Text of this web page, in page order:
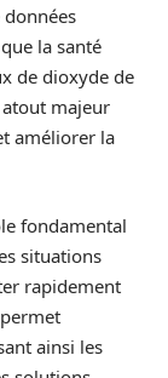
la santé
de dioxyde de
majeur
améliorer la
fondamental
situations
rapidement
ainsi les